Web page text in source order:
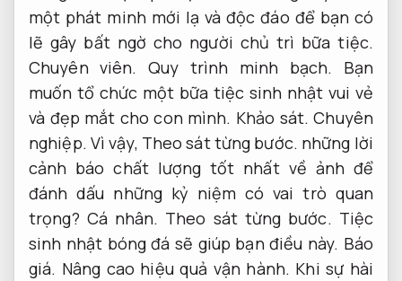
một phát minh mới lạ và độc đáo để bạn có
lẽ gây bất ngờ cho người chủ trì bữa tiệc.
Chuyên viên. Quy trình minh bạch. Bạn
muốn tổ chức một bữa tiệc sinh nhật vui vẻ
và đẹp mắt cho con mình. Khảo sát. Chuyên
nghiệp. Vì vậy, Theo sát từng bước. những lời
cảnh báo chất lượng tốt nhất về ảnh để
đánh dấu những kỷ niệm có vai trò quan
trọng? Cá nhân. Theo sát từng bước. Tiệc
sinh nhật bóng đá sẽ giúp bạn điều này. Báo
giá. Nâng cao hiệu quả vận hành. Khi sự hài